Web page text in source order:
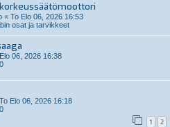
« To Elo 06, 2026 16:53
osat ja tarvikkeet
06, 2026 16:38
To Elo 06, 2026 16:18
1 2